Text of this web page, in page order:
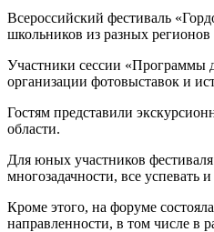
Всероссийский фестиваль
школьников из разных регионов
Участники сессии «Программы
организации фотовыставок и
Гостям представили
области.
Для юных участников
многозадачности, все успевать
Кроме этого, на форуме
направленности, в том числе в